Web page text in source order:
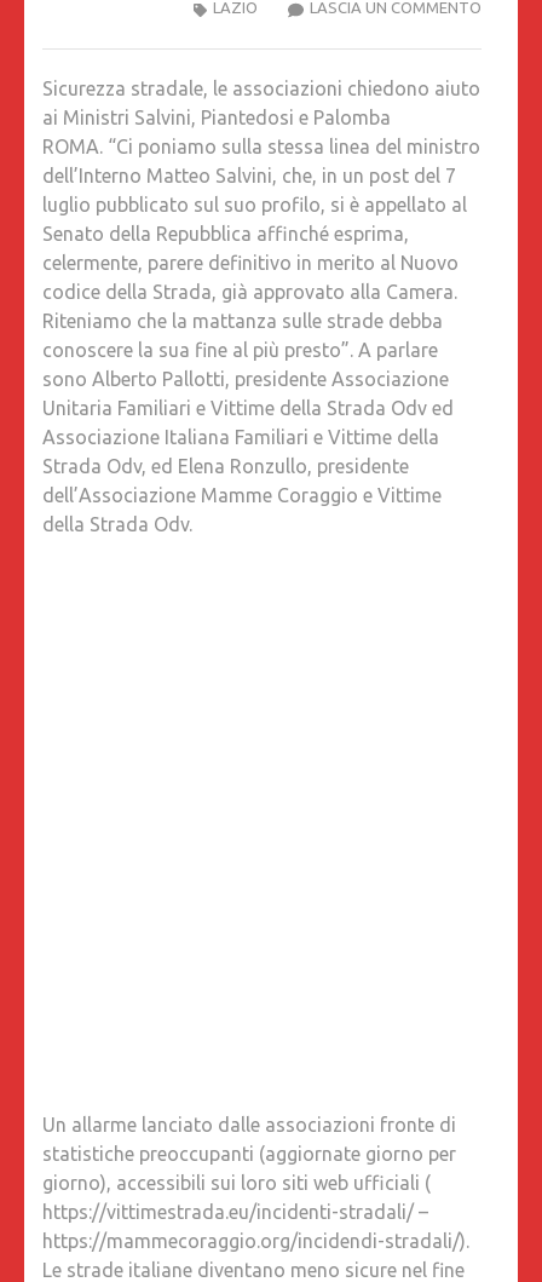
LASCIA UN COMMENTO
LAZIO
Sicurezza stradale, le associazioni chiedono aiuto
ai Ministri Salvini, Piantedosi e Palomba
ROMA. “Ci poniamo sulla stessa linea del ministro
dell’Interno Matteo Salvini, che, in un post del 7
luglio pubblicato sul suo profilo, si è appellato al
Senato della Repubblica affinché esprima,
celermente, parere definitivo in merito al Nuovo
codice della Strada, già approvato alla Camera.
Riteniamo che la mattanza sulle strade debba
conoscere la sua fine al più presto”. A parlare
sono Alberto Pallotti, presidente Associazione
Unitaria Familiari e Vittime della Strada Odv ed
Associazione Italiana Familiari e Vittime della
Strada Odv, ed Elena Ronzullo, presidente
dell’Associazione Mamme Coraggio e Vittime
della Strada Odv.
Un allarme lanciato dalle associazioni fronte di
statistiche preoccupanti (aggiornate giorno per
giorno), accessibili sui loro siti web ufficiali (
https://vittimestrada.eu/incidenti-stradali/ –
https://mammecoraggio.org/incidendi-stradali/).
Le strade italiane diventano meno sicure nel fine